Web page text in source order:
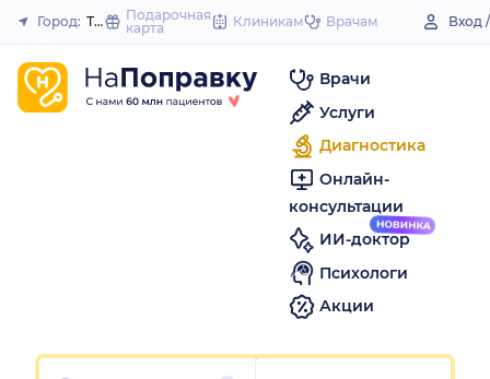
to
Закрыть
Город: ТемрюкПодарочная
карта
Клиникам Врачам Вход
Врачи
Услуги
Диагностика
Онлайн-
консультации
ИИ-доктор
Психологи
Акции
Очистить